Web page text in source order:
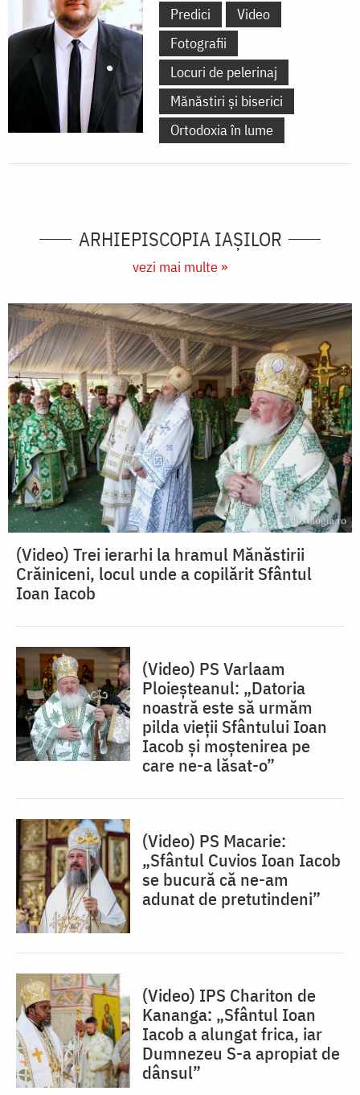
Predici
Video
Fotografii
Locuri de pelerinaj
Mănăstiri și biserici
Ortodoxia în lume
ARHIEPISCOPIA IAŞILOR
vezi mai multe »
(Video) Trei ierarhi la hramul Mănăstirii
Crăiniceni, locul unde a copilărit Sfântul
Ioan Iacob
(Video) PS Varlaam
Ploieșteanul: „Datoria
noastră este să urmăm
pilda vieții Sfântului Ioan
Iacob și moștenirea pe
care ne-a lăsat-o”
(Video) PS Macarie:
„Sfântul Cuvios Ioan Iacob
se bucură că ne-am
adunat de pretutindeni”
(Video) IPS Chariton de
Kananga: „Sfântul Ioan
Iacob a alungat frica, iar
Dumnezeu S-a apropiat de
dânsul”